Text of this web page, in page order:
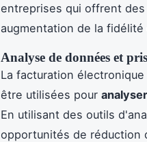
entreprises qui offrent
augmentation de la fidélité
Analyse de données et
La facturation
être utilisées pour
En utilisant des outils
opportunités de réduction